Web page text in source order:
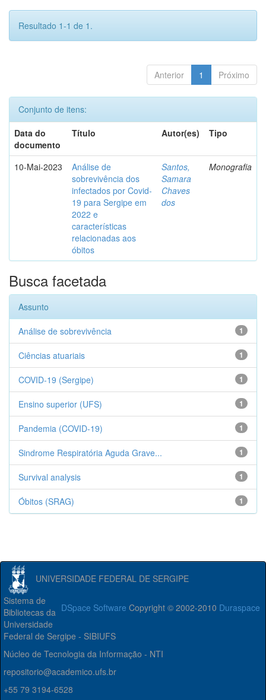
Resultado 1-1 de 1.
Anterior 1 Próximo
Conjunto de itens:
Data do
documento
Título Autor(es) Tipo
10-Mai-2023
Análise de
sobrevivência dos
infectados por Covid-
19 para Sergipe em
2022 e
características
relacionadas aos
óbitos
Santos,
Samara
Chaves
dos
Monografia
Busca facetada
Assunto
1
Análise de sobrevivência
1
Ciências atuariais
1
COVID-19 (Sergipe)
1
Ensino superior (UFS)
1
Pandemia (COVID-19)
1
Sindrome Respiratória Aguda Grave...
1
Survival analysis
1
Óbitos (SRAG)
UNIVERSIDADE FEDERAL DE SERGIPE
DSpace Software Copyright © 2002-2010 Duraspace
Sistema de
Bibliotecas da
Universidade
Federal de Sergipe - SIBIUFS
Núcleo de Tecnologia da Informação - NTI
repositorio@academico.ufs.br
+55 79 3194-6528